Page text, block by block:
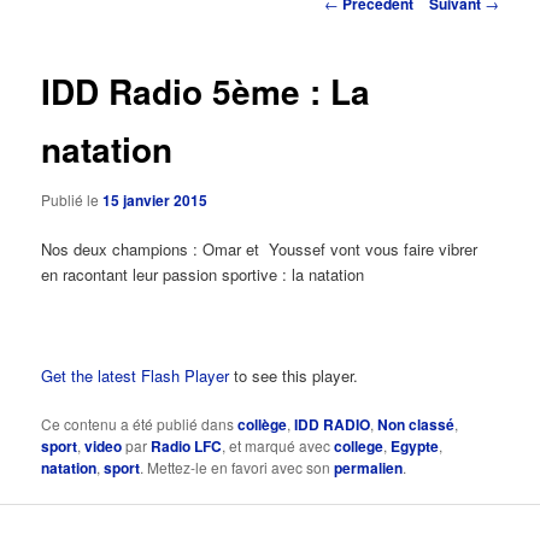
IDD Radio 5ème : La
natation
Publié le15 janvier 2015
Nos deux champions : Omar et Youssef vont vous faire vibrer
en racontant leur passion sportive : la natation
Get the latest Flash Playerto see this player.
Ce contenu a été publié danscollège,IDD RADIO,Non classé,
sport,videopar Radio LFC, et marqué aveccollege, Egypte,
natation,sport. Mettez-le en favori avec sonpermalien.